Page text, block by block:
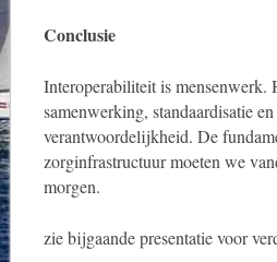
Conclusie
Interoperabiliteit is mensenwerk.
samenwerking, standaardisatie
verantwoordelijkheid. De
zorginfrastructuur moeten we
morgen.
zie bijgaande presentatie voor